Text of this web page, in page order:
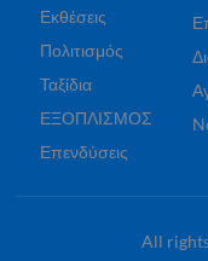
Εκθέσεις
Πολιτισμός
Ταξίδια
ΕΞΟΠΛΙΣΜΟΣ
Επενδύσεις
All